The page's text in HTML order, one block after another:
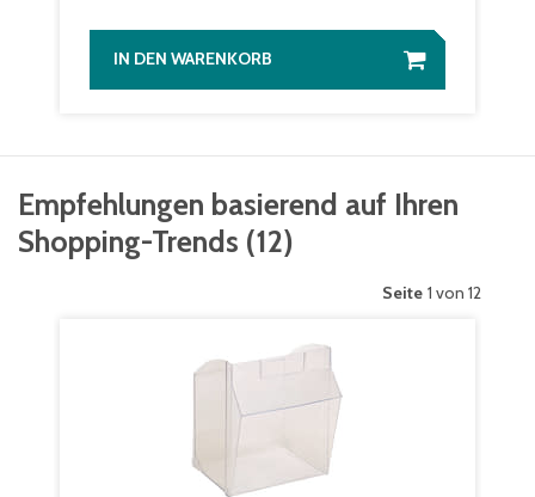
IN DEN WARENKORB
Empfehlungen basierend auf Ihren
Shopping-Trends (12)
Seite 1 von 12